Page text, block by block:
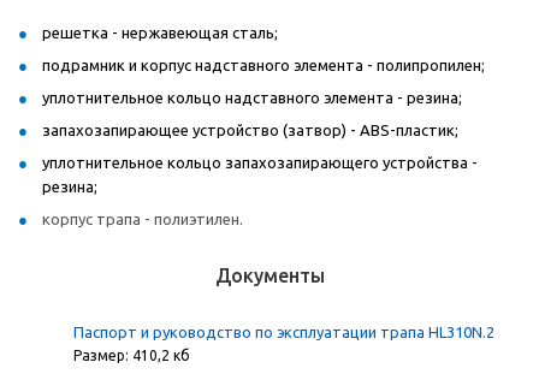
решетка - нержавеющая сталь;
подрамник и корпус надставного элемента - полипропилен;
уплотнительное кольцо надставного элемента - резина;
запахозапирающее устройство (затвор) - ABS-пластик;
уплотнительное кольцо запахозапирающего устройства -
резина;
корпус трапа - полиэтилен.
Документы
Паспорт и руководство по эксплуатации трапа HL310N.2
Размер: 410,2 кб